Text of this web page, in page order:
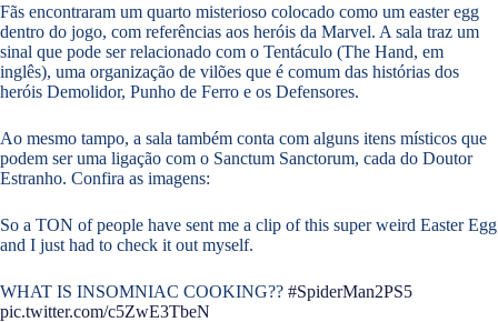
Fãs encontraram um quarto misterioso colocado como um easter egg
dentro do jogo, com referências aos heróis da Marvel. A sala traz um
sinal que pode ser relacionado com o Tentáculo (The Hand, em
inglês), uma organização de vilões que é comum das histórias dos
heróis Demolidor, Punho de Ferro e os Defensores.
Ao mesmo tampo, a sala também conta com alguns itens místicos que
podem ser uma ligação com o Sanctum Sanctorum, cada do Doutor
Estranho. Confira as imagens:
So a TON of people have sent me a clip of this super weird Easter Egg
and I just had to check it out myself.
WHAT IS INSOMNIAC COOKING?? #SpiderMan2PS5
pic.twitter.com/c5ZwE3TbeN